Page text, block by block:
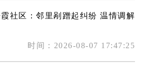
社区：邻里剐蹭起纠纷 温情调解
时间：2026-08-07 17:47:25